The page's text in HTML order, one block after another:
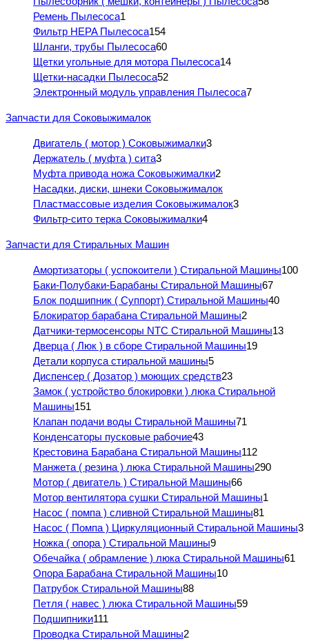
Ремень Пылесоса1
Фильтр HEPA Пылесоса154
Шланги, трубы Пылесоса60
Щетки угольные для мотора Пылесоса14
Щетки-насадки Пылесоса52
Электронный модуль управления Пылесоса7
Запчасти для Соковыжималок
Двигатель ( мотор ) Соковыжималки3
Держатель ( муфта ) сита3
Муфта привода ножа Соковыжималки2
Насадки, диски, шнеки Соковыжималок
Пластмассовые изделия Соковыжималок3
Фильтр-сито терка Соковыжималки4
Запчасти для Стиральных Машин
Амортизаторы ( успокоители ) Стиральной Машины100
Баки-Полубаки-Барабаны Стиральной Машины67
Блок подшипник ( Суппорт) Стиральной Машины40
Блокиратор барабана Стиральной Машины2
Датчики-термосенсоры NTC Стиральной Машины13
Дверца ( Люк ) в сборе Стиральной Машины19
Детали корпуса стиральной машины5
Диспенсер ( Дозатор ) моющих средств23
Замок ( устройство блокировки ) люка Стиральной
Машины151
Клапан подачи воды Стиральной Машины71
Конденсаторы пусковые рабочие43
Крестовина Барабана Стиральной Машины112
Манжета ( резина ) люка Стиральной Машины290
Мотор ( двигатель ) Стиральной Машины66
Мотор вентилятора сушки Стиральной Машины1
Насос ( помпа ) сливной Стиральной Машины81
Насос ( Помпа ) Циркуляционный Стиральной Машины3
Ножка ( опора ) Стиральной Машины9
Обечайка ( обрамление ) люка Стиральной Машины61
Опора Барабана Стиральной Машины10
Патрубок Стиральной Машины88
Петля ( навес ) люка Стиральной Машины59
Подшипники111
Проводка Стиральной Машины2